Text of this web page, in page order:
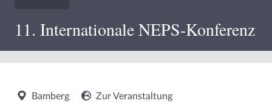
11. Internationale NEPS-Konferenz
Bamberg Zur Veranstaltung